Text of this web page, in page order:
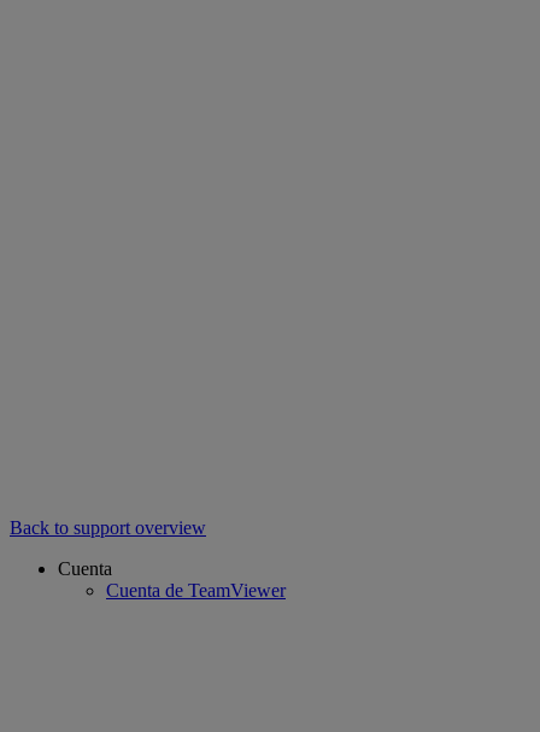
Back to support overview
Cuenta
Cuenta de TeamViewer